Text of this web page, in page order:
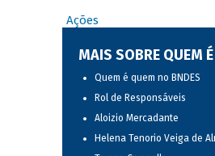
Ações
MAIS SOBRE QUEM
Quem é quem no BNDES
Rol de Responsáveis
Aloizio Mercadante
Helena Tenorio Veiga de